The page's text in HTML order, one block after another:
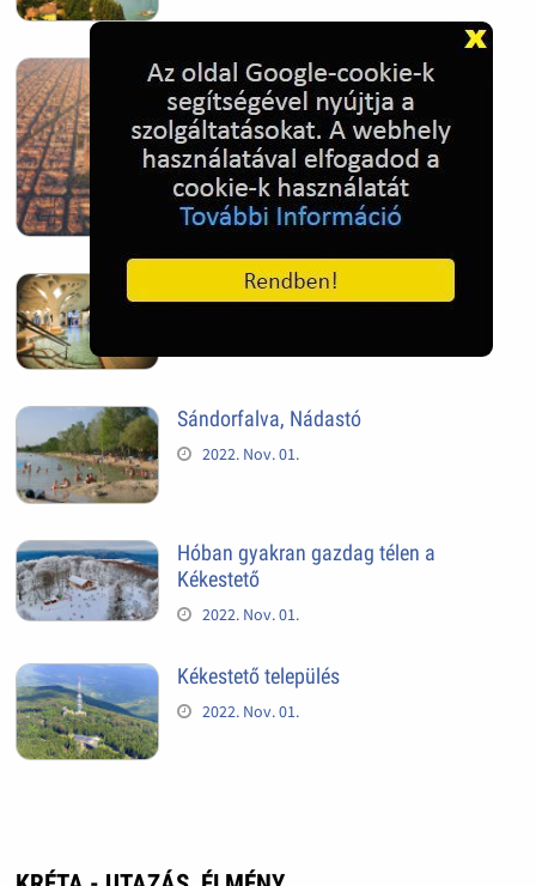
Barcelona, Spanyolország
2022. Dec. 04.
Hagymatikum | Makó fürdő
Sándorfalva, Nádastó
2022. Nov. 01.
Hóban gyakran gazdag télen a
Kékestető
2022. Nov. 01.
Kékestető település
2022. Nov. 01.